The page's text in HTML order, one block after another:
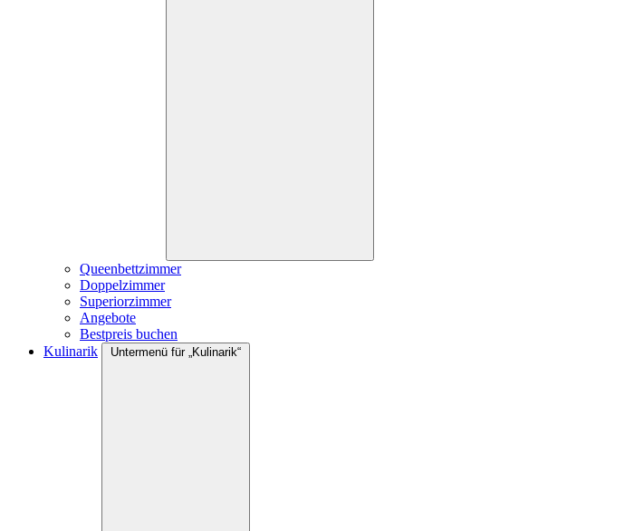
Queenbettzimmer
Doppelzimmer
Superiorzimmer
Angebote
Bestpreis buchen
Kulinarik
Untermenü für „Kulinarik“